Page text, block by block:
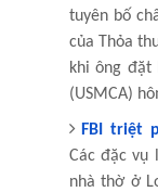
tuyên bố
của Thỏa
khi ông đặt
(USMCA)
FBI triệt
Các đặc vụ
nhà thờ ở